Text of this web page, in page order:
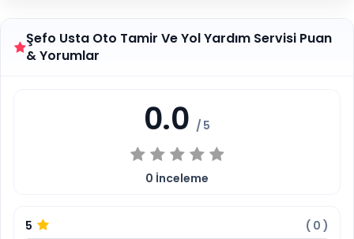
Şefo Usta Oto Tamir Ve Yol Yardım Servisi Puan
& Yorumlar
0.0 / 5
0 İnceleme
5 ( 0 )